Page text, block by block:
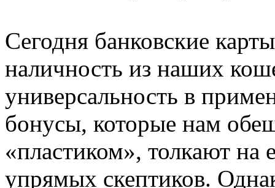
Сегодня банковские
наличность из наших
универсальность в
бонусы, которые нам
«пластиком», толкают на
упрямых скептиков.